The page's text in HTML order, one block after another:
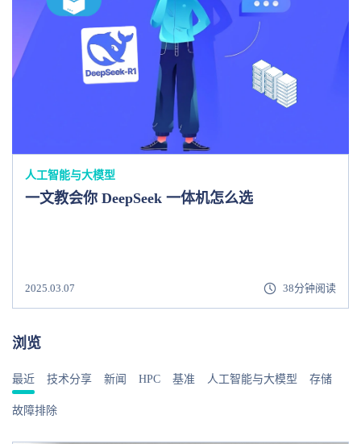
人工智能与大模型
一文教会你 DeepSeek 一体机怎么选
2025.03.07 38分钟阅读
浏览
最近 技术分享 新闻 HPC 基准 人工智能与大模型 存储
故障排除